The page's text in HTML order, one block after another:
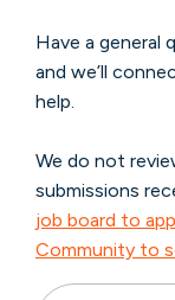
Have a general
and we’ll
help.
We do not
submissions
job board to
Community to